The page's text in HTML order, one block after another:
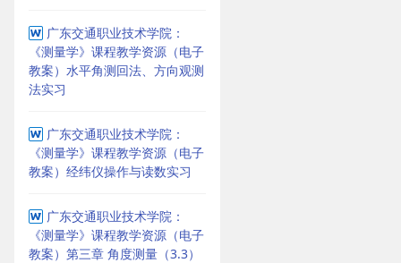
广东交通职业技术学院：
《测量学》课程教学资源（电子
教案）水平角测回法、方向观测
法实习
广东交通职业技术学院：
《测量学》课程教学资源（电子
教案）经纬仪操作与读数实习
广东交通职业技术学院：
《测量学》课程教学资源（电子
教案）第三章 角度测量（3.3）